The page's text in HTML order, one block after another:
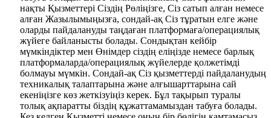
нақты Қызметтері Сіздің Рөліңізге, Сіз сатып алған немесе
алған Жазылымыңызға, сондай-ақ Сіз тұратын елге және
оларды пайдалануды таңдаған платформаға/операциялық
жүйеге байланысты болады. Сондықтан кейбір
мүмкіндіктер мен Өнімдер сіздің еліңізде немесе барлық
платформаларда/операциялық жүйелерде қолжетімді
болмауы мүмкін. Сондай-ақ Сіз қызметтерді пайдаланудың
техникалық талаптарына және алғышарттарына сай
екеніңізге көз жеткізуіңіз керек. Бұл тақырып туралы
толық ақпаратты біздің құжаттамамыздан табуға болады.